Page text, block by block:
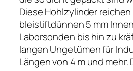
Diese Hohlzylinder
bleistiftdünnen 5 mm
Laborsonden bis hin zu
langen Ungetümen für
Längen von 4 m und mehr.